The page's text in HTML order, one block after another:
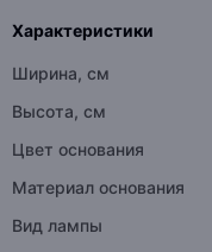
Характеристики
Ширина, см
Высота, см
Цвет основания
Материал основания
Вид лампы